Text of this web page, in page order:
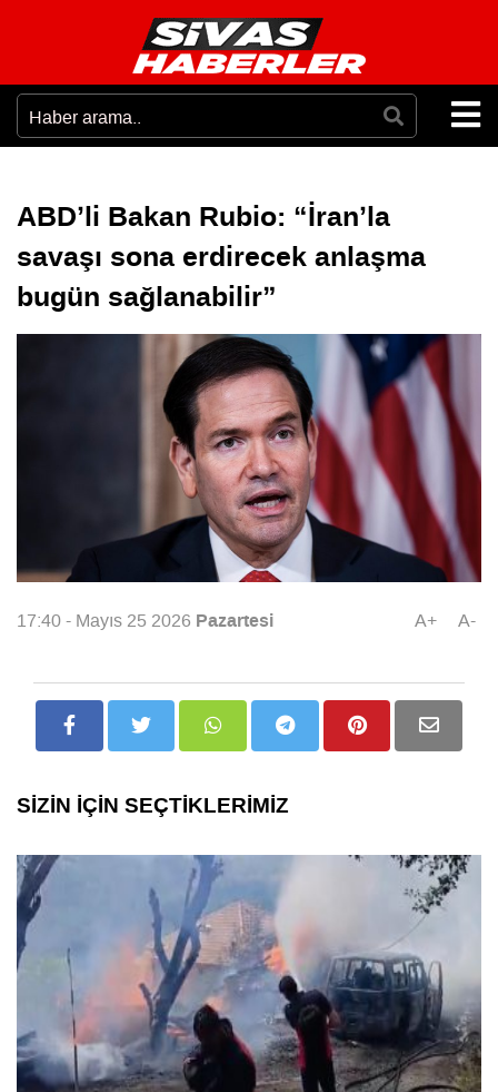
ABD’li Bakan Rubio: “İran’la
savaşı sona erdirecek anlaşma
bugün sağlanabilir”
17:40 - Mayıs 25 2026 Pazartesi A+ A-
SİZİN İÇİN SEÇTİKLERİMİZ